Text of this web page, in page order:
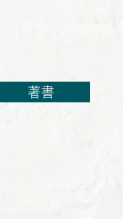
著書